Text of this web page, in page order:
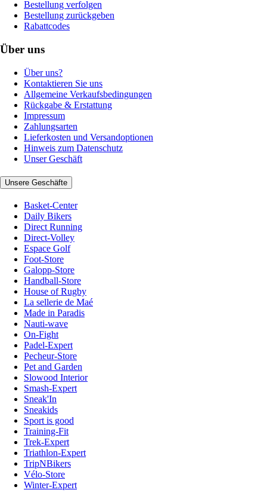
Bestellung verfolgen
Bestellung zurückgeben
Rabattcodes
Über uns
Über uns?
Kontaktieren Sie uns
Allgemeine Verkaufsbedingungen
Rückgabe & Erstattung
Impressum
Zahlungsarten
Lieferkosten und Versandoptionen
Hinweis zum Datenschutz
Unser Geschäft
Unsere Geschäfte
Basket-Center
Daily Bikers
Direct Running
Direct-Volley
Espace Golf
Foot-Store
Galopp-Store
Handball-Store
House of Rugby
La sellerie de Maé
Made in Paradis
Nauti-wave
On-Fight
Padel-Expert
Pecheur-Store
Pet and Garden
Slowood Interior
Smash-Expert
Sneak'In
Sneakids
Sport is good
Training-Fit
Trek-Expert
Triathlon-Expert
TripNBikers
Vélo-Store
Winter-Expert